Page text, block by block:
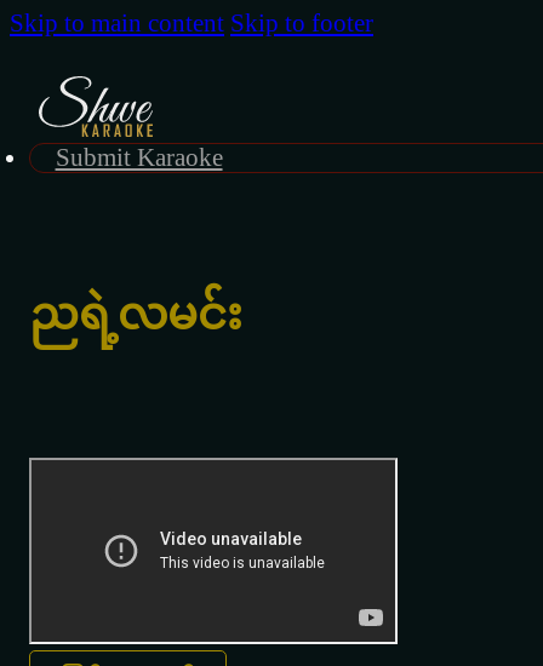
Skip to main content Skip to footer
Submit Karaoke
ညရဲ့လမင်း